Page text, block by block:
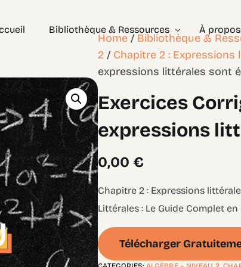
Bibliothèque & Ressources
Exercices Corrigés
Géométrie – les bases Géométrie – Niveau 2
À propos
Home / Bibliothèque &
2 / Chapitre 2 : Expressions
expressions littérales sont
Exercices
expressions
0,00€
Chapitre 2 : Expressions
Littérales : Le Guide Complet
Télécharger